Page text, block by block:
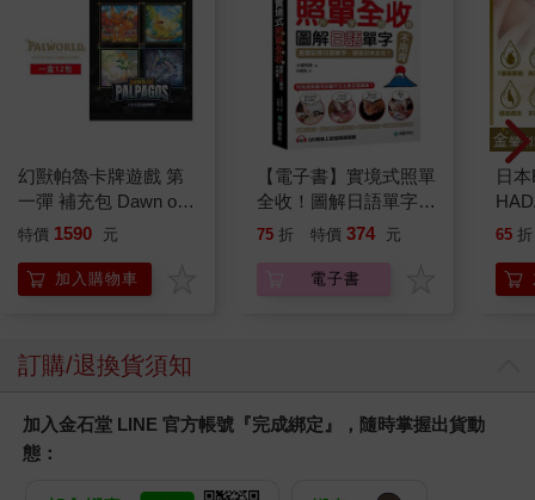
幻獸帕魯卡牌遊戲 第
一彈 補充包 Dawn of
Palpagos（日文版一
特價 1590 元
加入購物車
【電子書】實境式照單
全收！圖解日語單字不
用背：照片單字全部收
境圖解，讓生活中的人
事時地物成為你的日文
75 折 特價 374 元
電子書
日
金
臉
65 折
訂購/退換貨須知
加入金石堂 LINE 官方帳號『完成綁定』，隨時掌握出貨動
態：